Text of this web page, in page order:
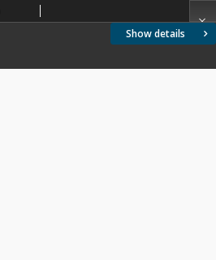
Show details